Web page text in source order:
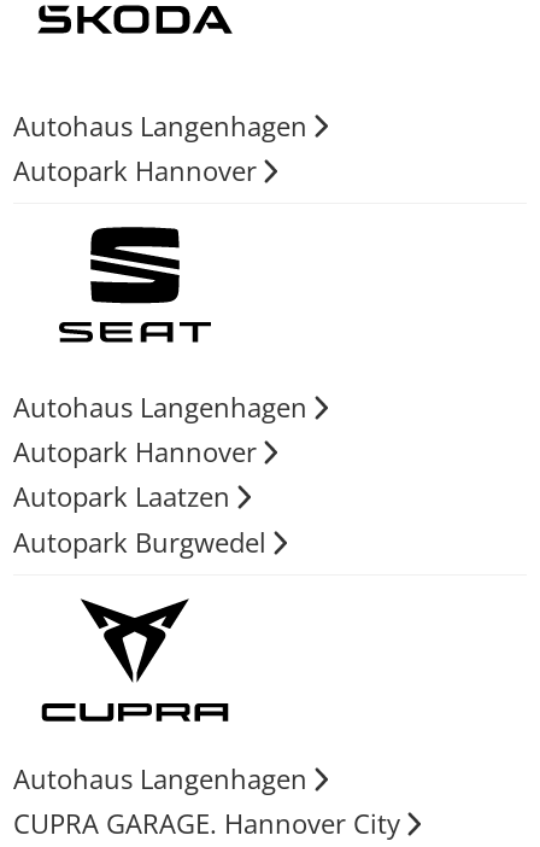
Autohaus Langenhagen
Autopark Hannover
Autohaus Langenhagen
Autopark Hannover
Autopark Laatzen
Autopark Burgwedel
Autohaus Langenhagen
CUPRA GARAGE. Hannover City